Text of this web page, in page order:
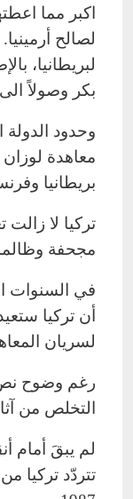
لصالح
لبريطانيا،
بكر وصولاً الى
وحدود
معاهدة
بريطانيا
تركيا لا زالت
مجحفة
في السنوات
أن تركيا
لسريان
رغم وضوح نص
التخلص من
لم يبقَ أمام
تتردّد تركيا